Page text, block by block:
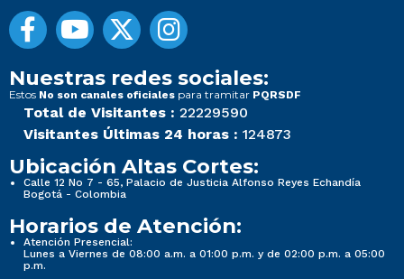
Nuestras redes sociales:
Estos No son canales oficiales para tramitar PQRSDF
Total de Visitantes : 22229590
Visitantes Últimas 24 horas : 124873
Ubicación Altas Cortes:
Calle 12 No 7 - 65, Palacio de Justicia Alfonso Reyes Echandía
Bogotá - Colombia
Horarios de Atención:
Atención Presencial:
Lunes a Viernes de 08:00 a.m. a 01:00 p.m. y de 02:00 p.m. a 05:00
p.m.